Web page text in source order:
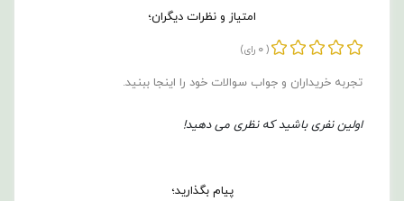
و
ابعاد
90×90×111
امتیاز و نظرات دیگران؛
(
0 رای)
تجربه خریداران و جواب سوالات خود را اینجا ببنید.
اولین نفری باشید که نظری می دهید!
پیام بگذارید؛